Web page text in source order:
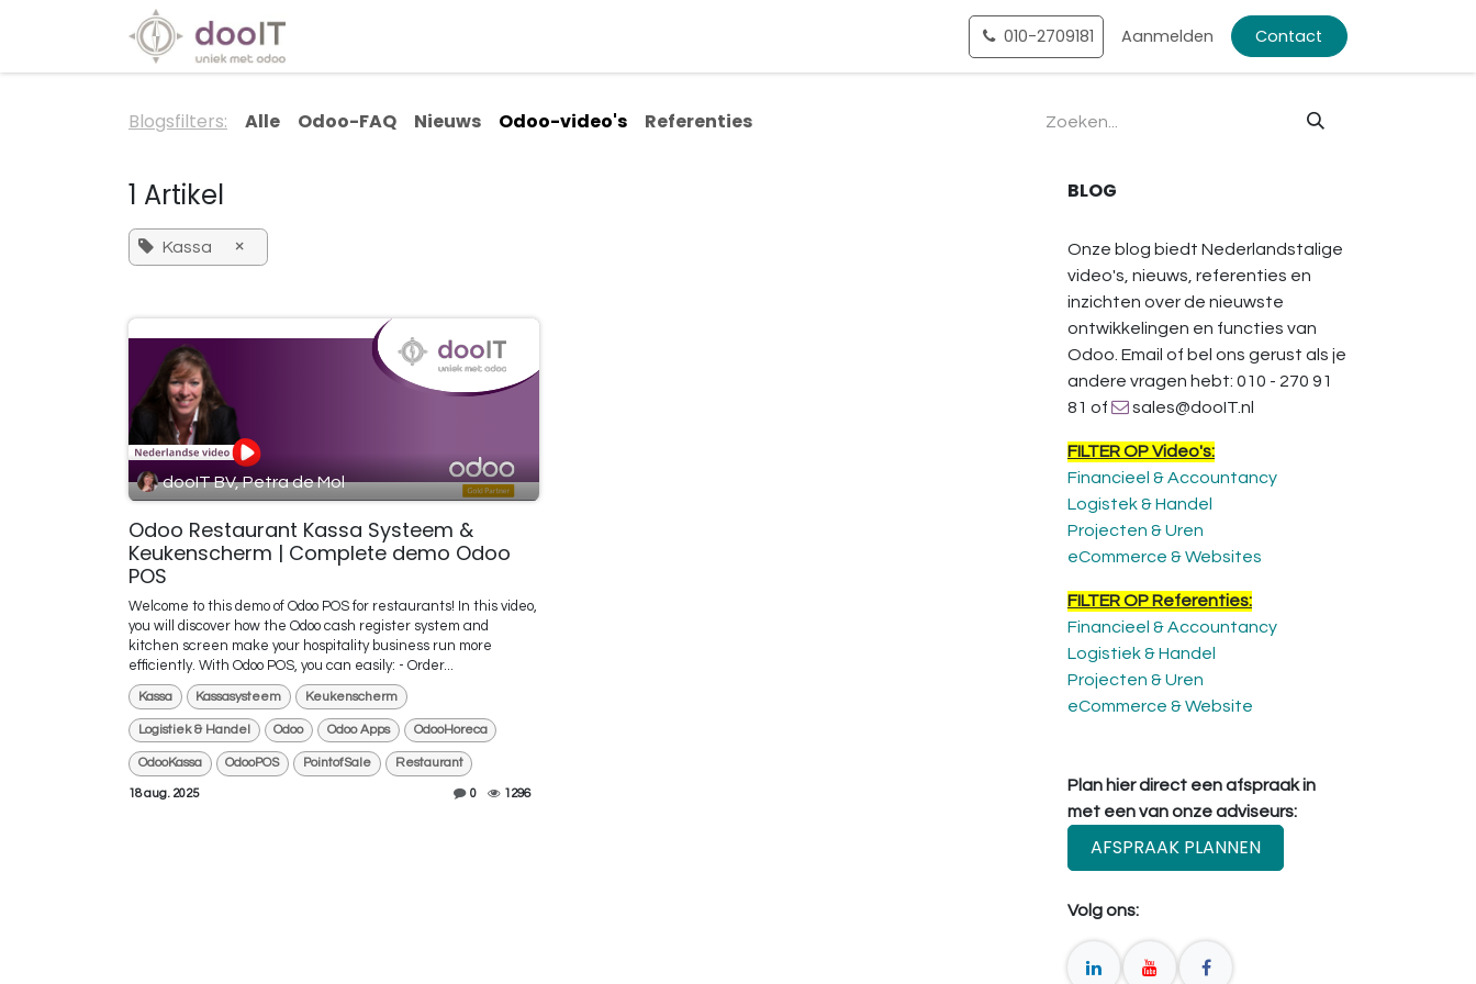
Overslaan naar inhoud
Contact Shop
010-2709181 Aanmelden Contact
Blogsfilters: Alle Odoo-FAQ Nieuws Odoo-video's Referenties
1 Artikel
Kassa ×
dooIT BV, Petra de Mol
Odoo Restaurant Kassa Systeem &
Keukenscherm | Complete demo Odoo
POS
Welcome to this demo of Odoo POS for restaurants! In this video,
you will discover how the Odoo cash register system and
kitchen screen make your hospitality business run more
efficiently. With Odoo POS, you can easily: - Order...
Kassa Kassasysteem Keukenscherm
Logistiek & Handel Odoo Odoo Apps OdooHoreca
OdooKassa OdooPOS PointofSale Restaurant
18 aug. 2025 0 1296
BLOG
Onze blog biedt Nederlandstalige
video's, nieuws, referenties en
inzichten over de nieuwste
ontwikkelingen en functies van
Odoo. Email of bel ons gerust als je
andere vragen hebt: 010 - 270 91
81 of
sales@dooIT.nl
FILTER OP Video's:
Financieel & Accountancy
Logistek & Handel
Projecten & Uren
eCommerce & Websites
FILTER OP Referenties:
Financieel & Accountancy
Logistiek & Handel
Projecten & Uren
eCommerce & Website
Plan hier direct een afspraak in
met een van onze adviseurs:
AFSPRAAK PLANNEN
Volg ons: